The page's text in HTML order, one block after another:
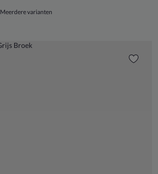
Meerdere varianten